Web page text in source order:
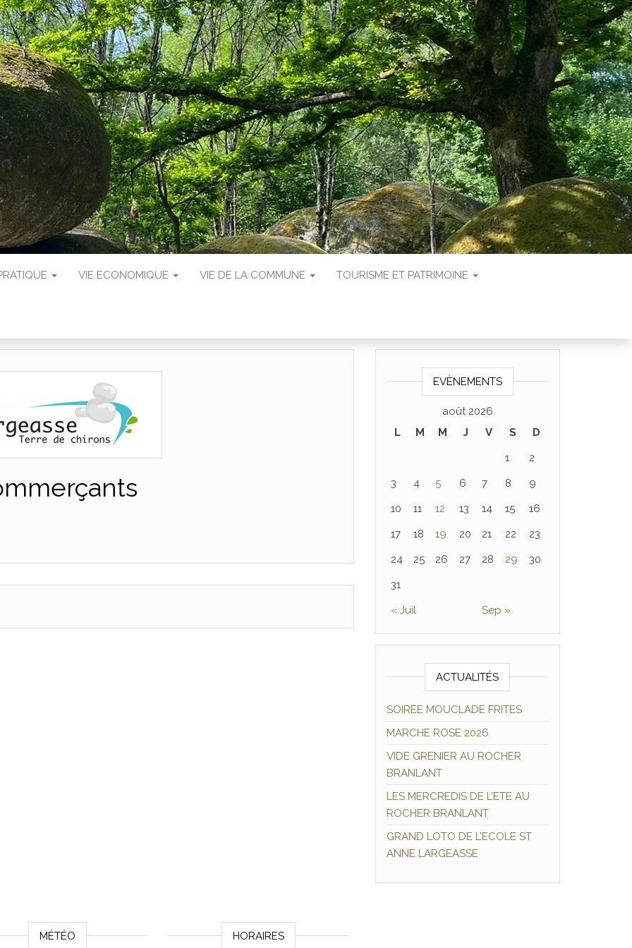
VIE ECONOMIQUE VIE DE LA COMMUNE TOURISME ET PATRIMOINE
EVÈNEMENTS
août 2026
L
M M J V S
D
1
2
3
4 5 6 7 8
9
10
11 12 13 14 15
16
17
18 19 20 21 22
23
24
25 26 27 28 29
30
31
« Juil
Sep »
ACTUALITÉS
SOIREE MOUCLADE FRITES
MARCHE ROSE 2026
VIDE GRENIER AU ROCHER
BRANLANT
LES MERCREDIS DE L’ETE AU
ROCHER BRANLANT
GRAND LOTO DE L’ECOLE ST
ANNE LARGEASSE
MÉTÉO HORAIRES